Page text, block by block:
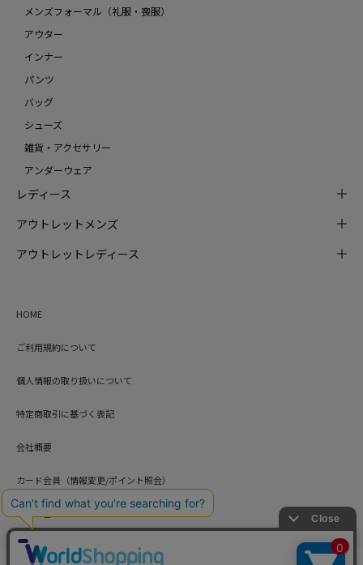
メンズフォーマル（礼服・喪服）
アウター
インナー
パンツ
バッグ
シューズ
雑貨・アクセサリー
アンダーウェア
レディース
アウトレットメンズ
アウトレットレディース
HOME
ご利用規約について
個人情報の取り扱いについて
特定商取引に基づく表記
会社概要
カード会員（情報変更/ポイント照会）